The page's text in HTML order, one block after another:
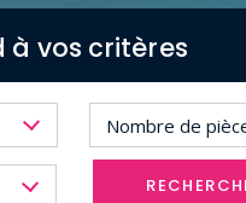
à vos critères
Nombre de